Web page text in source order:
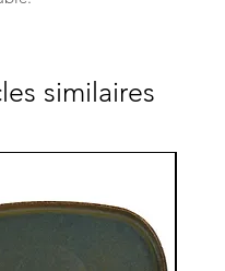
similaires